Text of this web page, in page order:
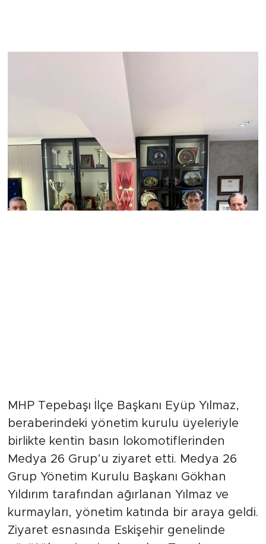
Gündemi Görüşüldü
MHP Tepebaşı İlçe Başkanı Eyüp Yılmaz,
beraberindeki yönetim kurulu üyeleriyle
birlikte kentin basın lokomotiflerinden
Medya 26 Grup’u ziyaret etti. Medya 26
Grup Yönetim Kurulu Başkanı Gökhan
Yıldırım tarafından ağırlanan Yılmaz ve
kurmayları, yönetim katında bir araya geldi.